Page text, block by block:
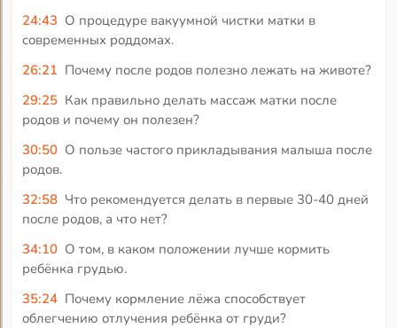
24:43 О процедуре вакуумной чистки матки в
современных роддомах.
26:21 Почему после родов полезно лежать на животе?
29:25 Как правильно делать массаж матки после
родов и почему он полезен?
30:50 О пользе частого прикладывания малыша после
родов.
32:58 Что рекомендуется делать в первые 30-40 дней
после родов, а что нет?
34:10 О том, в каком положении лучше кормить
ребёнка грудью.
35:24 Почему кормление лёжа способствует
облегчению отлучения ребёнка от груди?